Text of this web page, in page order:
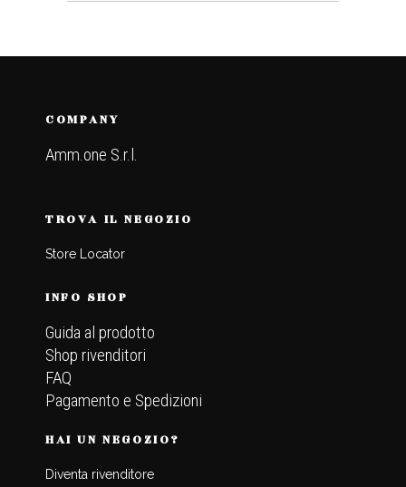
COMPANY
Amm.one S.r.l.
TROVA IL NEGOZIO
Store Locator
INFO SHOP
Guida al prodotto
Shop rivenditori
FAQ
Pagamento e Spedizioni
HAI UN NEGOZIO?
Diventa rivenditore